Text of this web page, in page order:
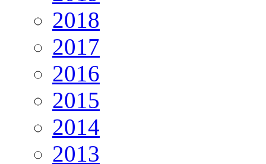
2018
2017
2016
2015
2014
2013